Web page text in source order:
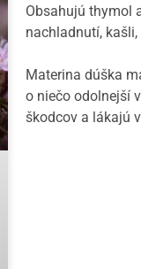
Obsahujú thymol
nachladnutí,
Materina dúška
o niečo odolnejší
škodcov a lákajú